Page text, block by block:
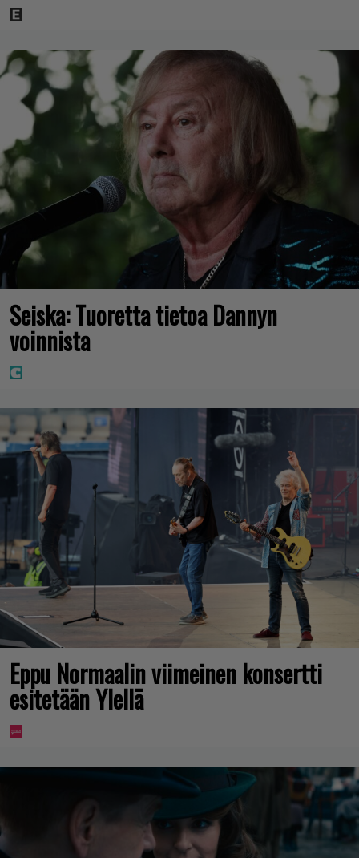
Seiska: Tuoretta tietoa Dannyn
voinnista
Eppu Normaalin viimeinen konsertti
esitetään Ylellä